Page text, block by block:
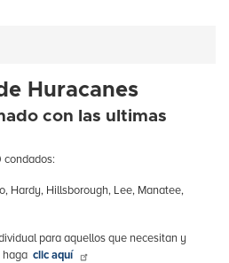
Huracanes
con las ultimas
condados:
Hardy, Hillsborough, Lee, Manatee,
para aquellos que necesitan y
haga clic aquí